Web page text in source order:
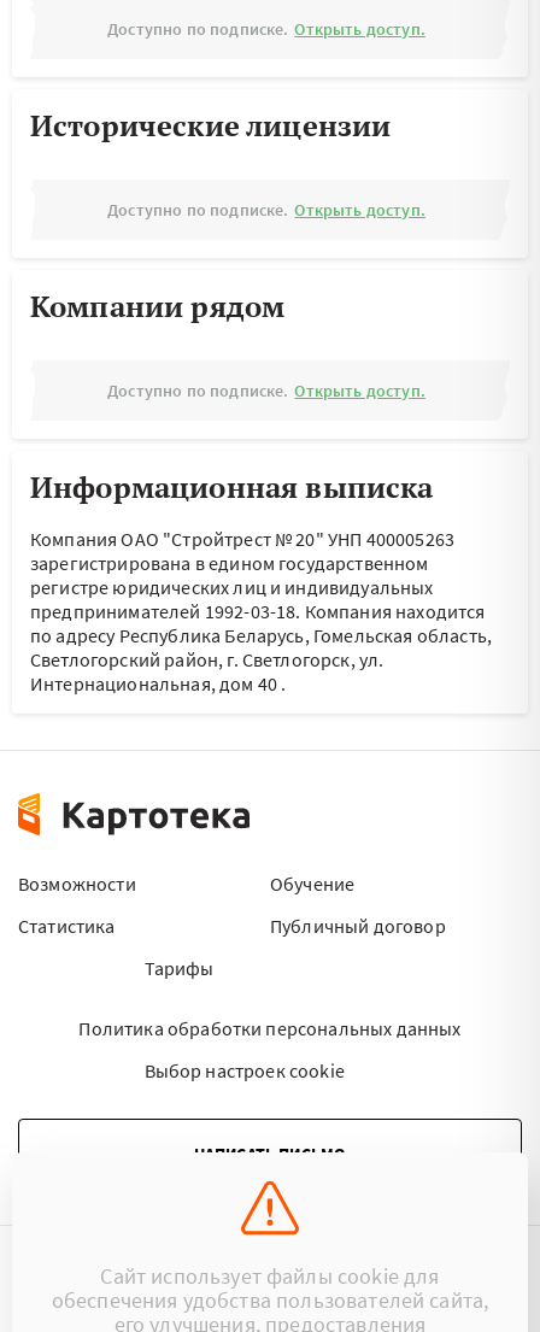
Доступно по подписке. Открыть доступ.
Исторические лицензии
Доступно по подписке. Открыть доступ.
Компании рядом
Доступно по подписке. Открыть доступ.
Информационная выписка
Компания ОАО "Стройтрест № 20" УНП 400005263
зарегистрирована в едином государственном
регистре юридических лиц и индивидуальных
предпринимателей 1992-03-18. Компания находится
по адресу Республика Беларусь, Гомельская область,
Светлогорский район, г. Светлогорск, ул.
Интернациональная, дом 40 .
Возможности
Статистика
Тарифы
Обучение
Публичный договор
Политика обработки персональных данных
Выбор настроек cookie
НАПИСАТЬ ПИСЬМО
©2015 - 2026 Kartoteka.by Все права защищены.
Сайт использует файлы cookie для
обеспечения удобства пользователей сайта,
его улучшения, предоставления